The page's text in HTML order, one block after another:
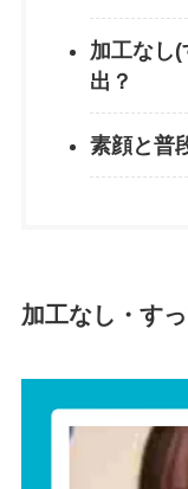
加工なし
出？
素顔と普
加工なし・す